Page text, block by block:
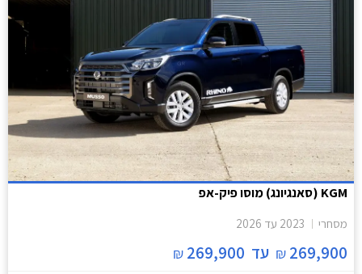
KGM (סאנגיונג) מוסו פיק-אפ
מסחרי 2023 עד 2026
269,900
₪ עד 269,900
₪